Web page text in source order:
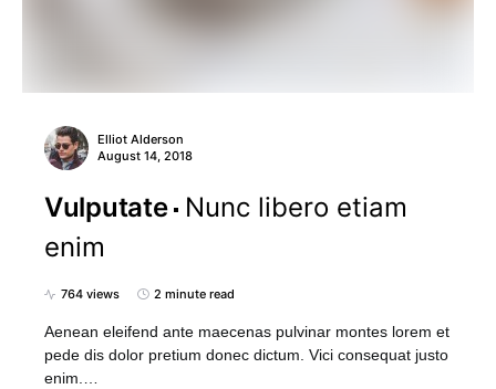
Elliot Alderson
August 14, 2018
Vulputate
Nunc libero etiam
enim
764 views 2 minute read
Aenean eleifend ante maecenas pulvinar montes lorem et
pede dis dolor pretium donec dictum. Vici consequat justo
enim.…